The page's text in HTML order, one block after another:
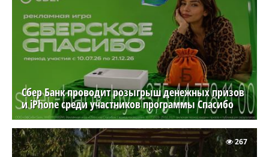
Сбер Банк проводит розыгрыш денежных призов
и iPhone среди участников программы Спасибо
267